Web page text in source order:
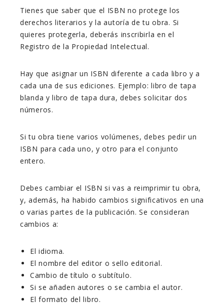
Tienes que saber que el ISBN no protege los
derechos literarios y la autoría de tu obra. Si
quieres protegerla, deberás inscribirla en el
Registro de la Propiedad Intelectual.
Hay que asignar un ISBN diferente a cada libro y a
cada una de sus ediciones. Ejemplo: libro de tapa
blanda y libro de tapa dura, debes solicitar dos
números.
Si tu obra tiene varios volúmenes, debes pedir un
ISBN para cada uno, y otro para el conjunto
entero.
Debes cambiar el ISBN si vas a reimprimir tu obra,
y, además, ha habido cambios significativos en una
o varias partes de la publicación. Se consideran
cambios a:
El idioma.
El nombre del editor o sello editorial.
Cambio de título o subtítulo.
Si se añaden autores o se cambia el autor.
El formato del libro.